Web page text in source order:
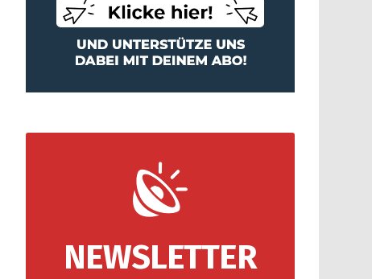
NEWSLETTER